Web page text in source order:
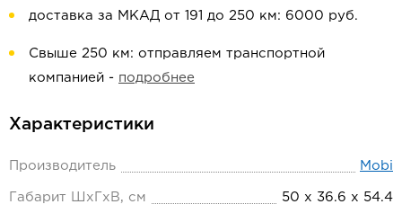
доставка за МКАД от 191 до 250 км: 6000 руб.
Свыше 250 км: отправляем транспортной
компанией - подробнее
Характеристики
Производитель Mobi
Габарит ШхГхВ, см 50 х 36.6 х 54.4